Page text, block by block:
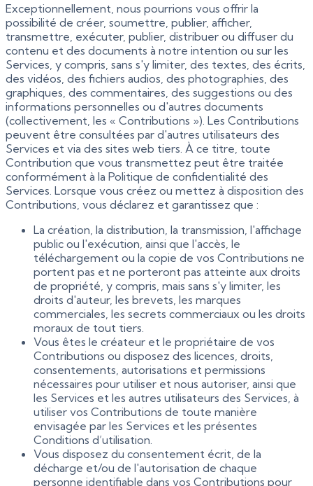
Exceptionnellement, nous pourrions vous offrir la
possibilité de créer, soumettre, publier, afficher,
transmettre, exécuter, publier, distribuer ou diffuser du
contenu et des documents à notre intention ou sur les
Services, y compris, sans s'y limiter, des textes, des écrits,
des vidéos, des fichiers audios, des photographies, des
graphiques, des commentaires, des suggestions ou des
informations personnelles ou d'autres documents
(collectivement, les « Contributions »). Les Contributions
peuvent être consultées par d'autres utilisateurs des
Services et via des sites web tiers. À ce titre, toute
Contribution que vous transmettez peut être traitée
conformément à la Politique de confidentialité des
Services. Lorsque vous créez ou mettez à disposition des
Contributions, vous déclarez et garantissez que :
La création, la distribution, la transmission, l'affichage
public ou l'exécution, ainsi que l'accès, le
téléchargement ou la copie de vos Contributions ne
portent pas et ne porteront pas atteinte aux droits
de propriété, y compris, mais sans s'y limiter, les
droits d'auteur, les brevets, les marques
commerciales, les secrets commerciaux ou les droits
moraux de tout tiers.
Vous êtes le créateur et le propriétaire de vos
Contributions ou disposez des licences, droits,
consentements, autorisations et permissions
nécessaires pour utiliser et nous autoriser, ainsi que
les Services et les autres utilisateurs des Services, à
utiliser vos Contributions de toute manière
envisagée par les Services et les présentes
Conditions d’utilisation.
Vous disposez du consentement écrit, de la
décharge et/ou de l'autorisation de chaque
personne identifiable dans vos Contributions pour